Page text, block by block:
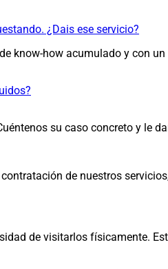
¿Dais ese servicio?
know-how acumulado y con
su caso concreto y le
de nuestros
de visitarlos físicamente.